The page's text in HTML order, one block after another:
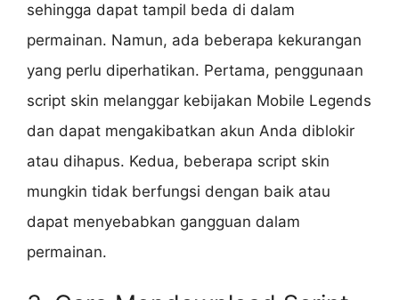
sehingga dapat tampil beda di dalam
permainan. Namun, ada beberapa kekurangan
yang perlu diperhatikan. Pertama, penggunaan
script skin melanggar kebijakan Mobile Legends
dan dapat mengakibatkan akun Anda diblokir
atau dihapus. Kedua, beberapa script skin
mungkin tidak berfungsi dengan baik atau
dapat menyebabkan gangguan dalam
permainan.